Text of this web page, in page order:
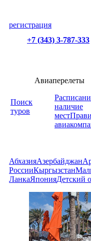
регистрация
+7 (343) 3-787-333
Поиск
туров
Авиаперелеты
наличие
мест
АбхазияАзербайджан
РоссииКыргызстан
ЛанкаЯпонияДетский